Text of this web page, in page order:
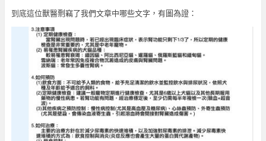
到底這位獸醫剽竊了我們文章中哪些文字，有圖為證：